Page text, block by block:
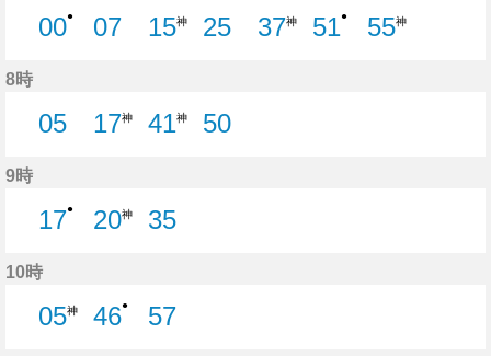
00●
07
15神
25
37神
51● 55神
8時
05
17神 41神
50
9時
17● 20神
35
10時
05神
46●
57